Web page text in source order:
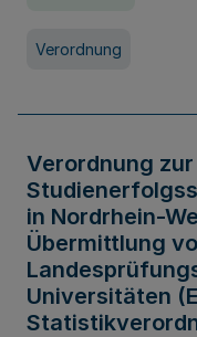
Verordnung
Verordnung
in Nordrhein-
Übermittlung
Universitäten